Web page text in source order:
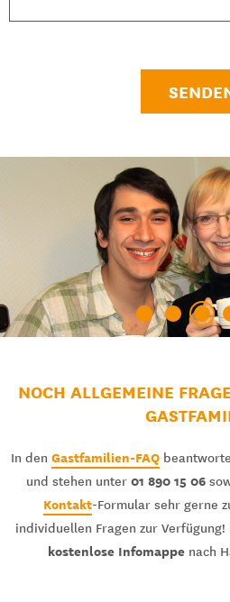
NOCH ALLGEMEINE
In den Gastfamilien-FAQ
und stehen unter 01 890 15 06
Kontakt-Formular sehr gerne
individuellen Fragen zur
kostenlose Infomappenach